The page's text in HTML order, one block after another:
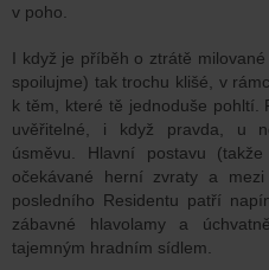
v poho.
I když je příběh o ztrátě
spoilujme) tak trochu klišé, v
k těm, které tě jednoduše pohltí.
uvěřitelné, i když pravda, u
úsměvu. Hlavní postavu
očekávané herní zvraty a
posledního Residentu patří
zábavné hlavolamy a
tajemným hradním sídlem.